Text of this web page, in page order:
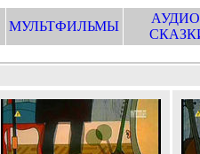
МУЛЬТФИЛЬМЫ